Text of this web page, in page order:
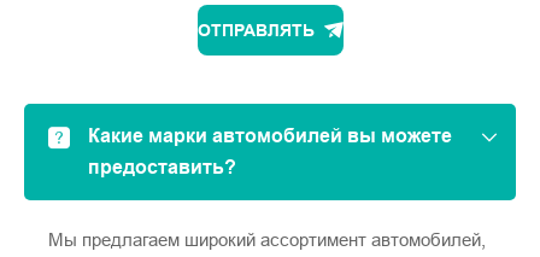
ОТПРАВЛЯТЬ
Какие марки автомобилей вы можете
предоставить?
Мы предлагаем широкий ассортимент автомобилей,